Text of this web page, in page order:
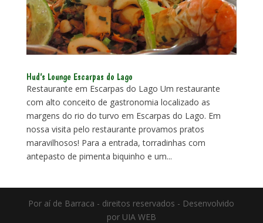
Hud’s Lounge Escarpas do Lago
Restaurante em Escarpas do Lago Um restaurante
com alto conceito de gastronomia localizado as
margens do rio do turvo em Escarpas do Lago. Em
nossa visita pelo restaurante provamos pratos
maravilhosos! Para a entrada, torradinhas com
antepasto de pimenta biquinho e um...
Por aí de Barraca - direitos reservados - Desenvolvido
por UIA WEB